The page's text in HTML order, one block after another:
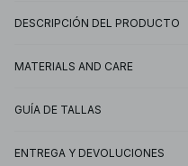
DESCRIPCIÓN DEL PRODUCTO
MATERIALS AND CARE
GUÍA DE TALLAS
ENTREGA Y DEVOLUCIONES